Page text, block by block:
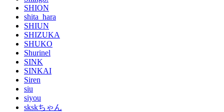
SHION
shita_hara
SHIUN
SHIZUKA
SHUKO
Shurinel
SINK
SINKAI
Siren
siu
siyou
skskちゃん